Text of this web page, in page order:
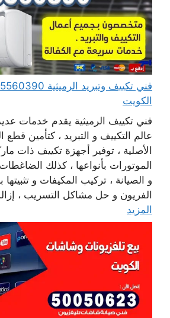
الكويت
فني تكييف الرميثية يقدم خدمات
عالم التكييف و التبريد ، كتأمين قطع
الأصلية ، توفير أجهزة تكييف ذات
الموتورات بأنواعها ، كذلك
و الصيانة ، تركيب المكيفات و تثبيتها
الفريون و حل مشاكل التسريب ،
المزيد